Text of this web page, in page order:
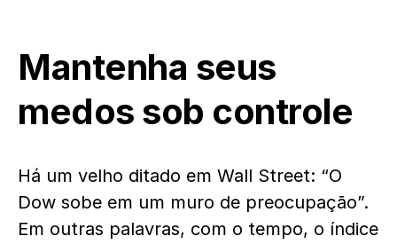
Mantenha seus
medos sob controle
Há um velho ditado em Wall Street: “O
Dow sobe em um muro de preocupação”.
Em outras palavras, com o tempo, o índice